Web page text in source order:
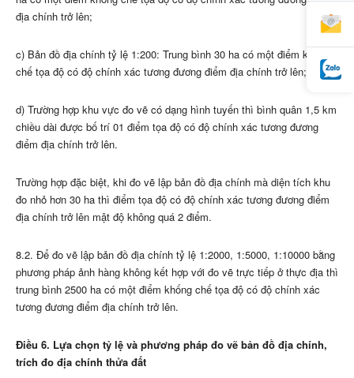
địa chính trở lên;
c) Bản đồ địa chính tỷ lệ 1:200: Trung bình 30 ha có một điểm khống
chế tọa độ có độ chính xác tương đương điểm địa chính trở lên;
d) Trường hợp khu vực đo vẽ có dạng hình tuyến thì bình quân 1,5 km
chiều dài được bố trí 01 điểm tọa độ có độ chính xác tương đương
điểm địa chính trở lên.
Trường hợp đặc biệt, khi đo vẽ lập bản đồ địa chính mà diện tích khu
đo nhỏ hơn 30 ha thì điểm tọa độ có độ chính xác tương đương điểm
địa chính trở lên mật độ không quá 2 điểm.
8.2. Để đo vẽ lập bản đồ địa chính tỷ lệ 1:2000, 1:5000, 1:10000 bằng
phương pháp ảnh hàng không kết hợp với đo vẽ trực tiếp ở thực địa thì
trung bình 2500 ha có một điểm khống chế tọa độ có độ chính xác
tương đương điểm địa chính trở lên.
Điều 6. Lựa chọn tỷ lệ và phương pháp đo vẽ bản đồ địa chính,
trích đo địa chính thửa đất